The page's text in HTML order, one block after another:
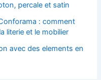
percale et satin
: comment
literie et le mobilier
avec des elements en